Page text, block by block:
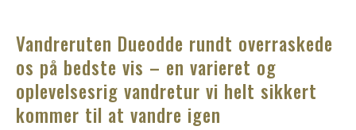
Vandreruten Dueodde rundt overraskede
os på bedste vis – en varieret og
oplevelsesrig vandretur vi helt sikkert
kommer til at vandre igen